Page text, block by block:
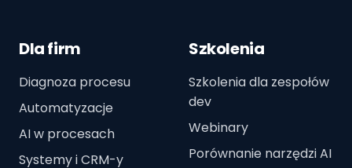
Dla firm
Diagnoza procesu
Automatyzacje
AI w procesach
Systemy i CRM-y
Szkolenia
Szkolenia dla zespołów
dev
Webinary
Porównanie narzędzi AI